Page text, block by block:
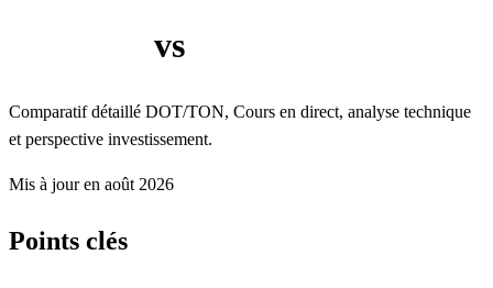
vs
Comparatif détaillé DOT/TON, Cours en direct, analyse technique
et perspective investissement.
Mis à jour en août 2026
Points clés